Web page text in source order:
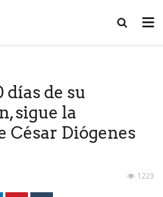
días de su
sigue la
César Diógenes
1223